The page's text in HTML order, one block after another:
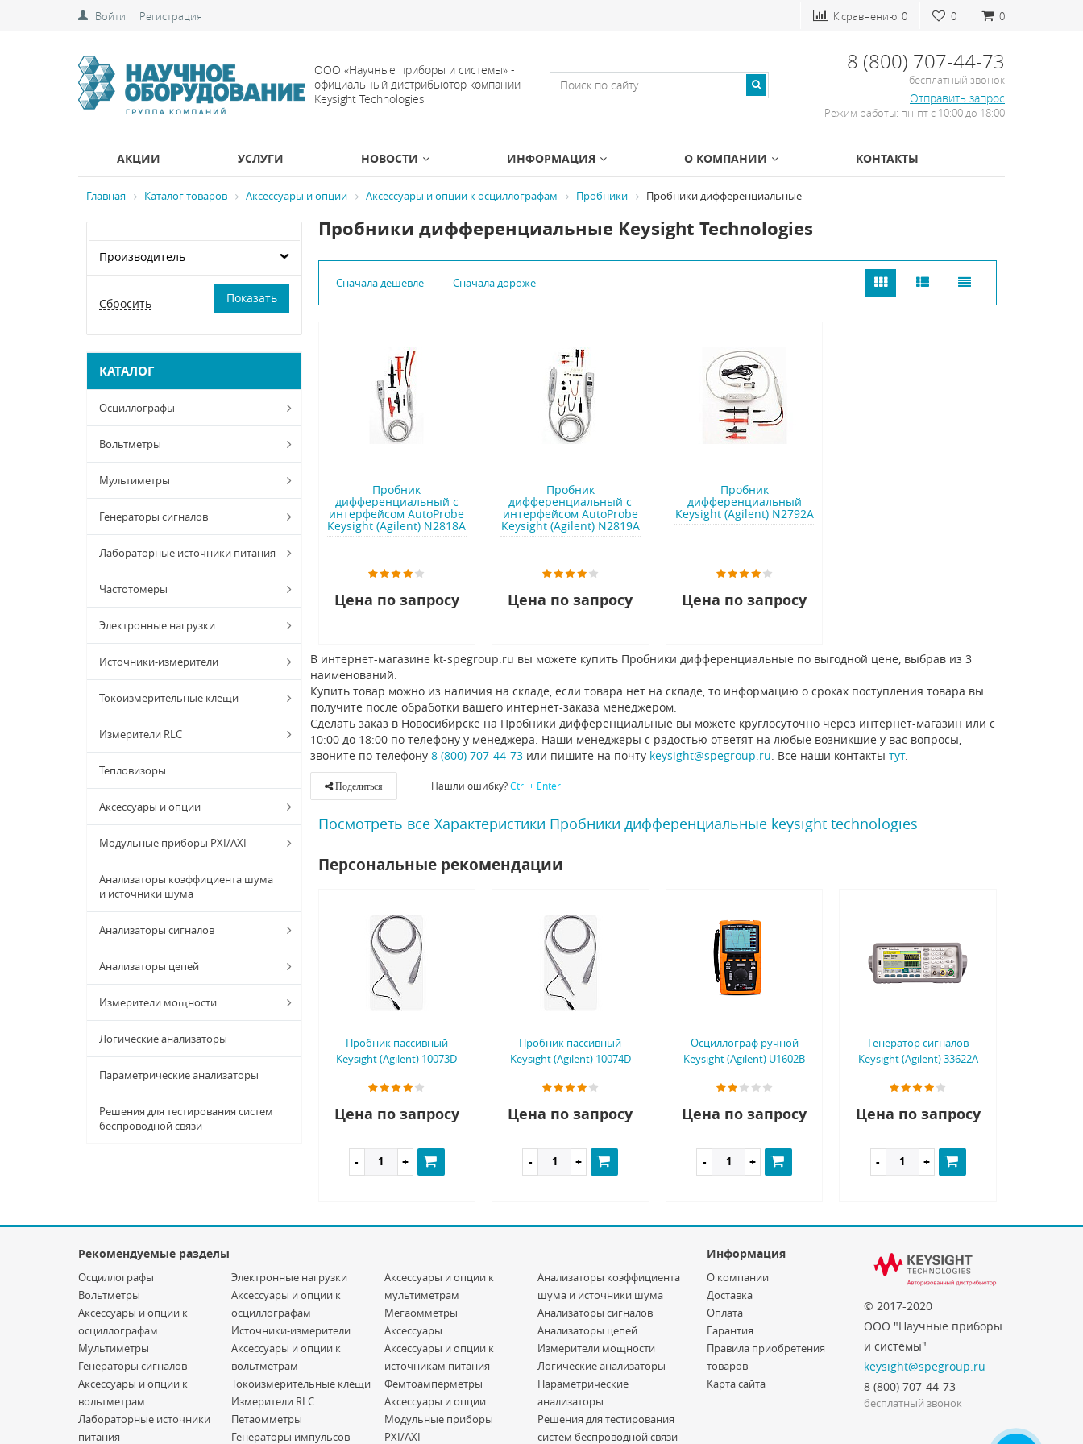
Войти Регистрация 0
0
К сравнению: 0
ООО «Научные приборы и системы» -
официальный дистрибьютор компании
Keysight Technologies
8 (800) 707-44-73
бесплатный звонок
Отправить запрос
Режим работы: пн-пт с 10:00 до 18:00
АКЦИИ УСЛУГИ НОВОСТИ ИНФОРМАЦИЯ О КОМПАНИИ КОНТАКТЫ
Главная Каталог товаров Аксессуары и опции Аксессуары и опции к осциллографам Пробники Пробники дифференциальные
Производитель
КАТАЛОГ
Осциллографы
Вольтметры
Мультиметры
Генераторы сигналов
Лабораторные источники питания
Частотомеры
Электронные нагрузки
Источники-измерители
Токоизмерительные клещи
Измерители RLC
Тепловизоры
Аксессуары и опции
Модульные приборы PXI/AXI
Анализаторы коэффициента шума
и источники шума
Анализаторы сигналов
Анализаторы цепей
Измерители мощности
Логические анализаторы
Параметрические анализаторы
Решения для тестирования систем
беспроводной связи
Пробники дифференциальные Keysight Technologies
Сначала дешевле Сначала дороже
Пробник
дифференциальный с
интерфейсом AutoProbe
Keysight (Agilent) N2818A
Цена по запросу
Пробник
дифференциальный с
интерфейсом AutoProbe
Keysight (Agilent) N2819A
Цена по запросу
Пробник
дифференциальный
Keysight (Agilent) N2792A
Цена по запросу
В интернет-магазине kt-spegroup.ru вы можете купить Пробники дифференциальные по выгодной цене, выбрав из 3
наименований.
Купить товар можно из наличия на складе, если товара нет на складе, то информацию о сроках поступления товара вы
получите после обработки вашего интернет-заказа менеджером.
Сделать заказ в Новосибирске на Пробники дифференциальные вы можете круглосуточно через интернет-магазин или с
10:00 до 18:00 по телефону у менеджера. Наши менеджеры с радостью ответят на любые возникшие у вас вопросы,
звоните по телефону 8 (800) 707-44-73или пишите на почту keysight@spegroup.ru . Все наши контакты тут.
Поделиться Нашли ошибку?Ctrl + Enter
Посмотреть все Характеристики Пробники дифференциальные keysight technologies
Персональные рекомендации
Пробник пассивный
Keysight (Agilent) 10073D
Цена по запросу
Пробник пассивный
Keysight (Agilent) 10074D
Цена по запросу
Осциллограф ручной
Keysight (Agilent) U1602B
Цена по запросу
Генератор сигналов
Keysight (Agilent) 33622A
Цена по запросу
Рекомендуемые разделы Информация
© 2017-2020
ООО "Научные приборы
и системы"
keysight@spegroup.ru
8 (800) 707-44-73
бесплатный звонок
Осциллографы
Вольтметры
Аксессуары и опции к
осциллографам
Мультиметры
Генераторы сигналов
Аксессуары и опции к
вольтметрам
Лабораторные источники
питания
Электронные нагрузки
Аксессуары и опции к
осциллографам
Источники-измерители
Аксессуары и опции к
вольтметрам
Токоизмерительные клещи
Измерители RLC
Петаомметры
Генераторы импульсов
Аксессуары и опции к
мультиметрам
Мегаомметры
Аксессуары
Аксессуары и опции к
источникам питания
Фемтоамперметры
Аксессуары и опции
Модульные приборы
PXI/AXI
Анализаторы коэффициента
шума и источники шума
Анализаторы сигналов
Анализаторы цепей
Измерители мощности
Логические анализаторы
Параметрические
анализаторы
Решения для тестирования
систем беспроводной связи
О компании
Доставка
Оплата
Гарантия
Правила приобретения
товаров
Карта сайта